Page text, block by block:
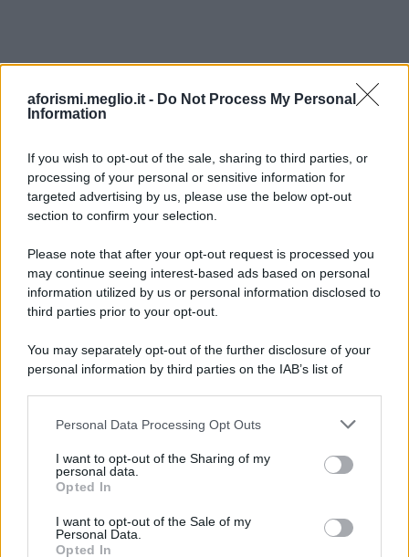
aforismi.meglio.it - Do Not Process My Personal
Information
If you wish to opt-out of the sale, sharing to third parties, or
processing of your personal or sensitive information for
targeted advertising by us, please use the below opt-out
section to confirm your selection.
Please note that after your opt-out request is processed you
may continue seeing interest-based ads based on personal
information utilized by us or personal information disclosed to
third parties prior to your opt-out.
You may separately opt-out of the further disclosure of your
personal information by third parties on the IAB’s list of
This information may also be disclosed by us to third parties
disclose it to other third parties.
Please note that this website/app uses one or more Google
services and may gather and store information including but
not limited to your visit or usage behaviour. You may click to
Personal Data Processing Opt Outs
I want to opt-out of the Sharing of my
personal data.
Opted In
I want to opt-out of the Sale of my
Personal Data.
Opted In
Ricevi LE FRASI PIÙ BELLE via e-mail
E-mail